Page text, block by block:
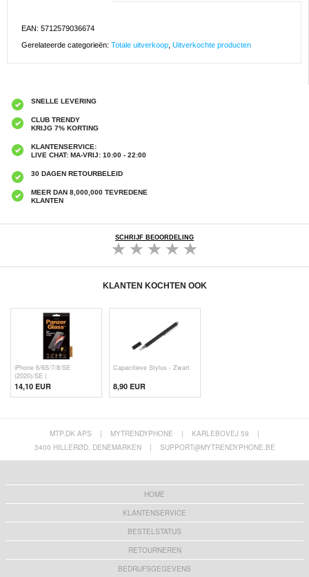
EAN: 5712579036674
Gerelateerde categorieën: Totale uitverkoop Uitverkochte producten
SNELLE LEVERING
CLUB TRENDY
KRIJG 7% KORTING
KLANTENSERVICE:
LIVE CHAT: MA-VRIJ: 10:00 - 22:00
30 DAGEN RETOURBELEID
MEER DAN 8,000,000 TEVREDENE
KLANTEN
SCHRIJF BEOORDELING
KLANTEN KOCHTEN OOK
iPhone 6/6S/7/8/SE
(2020)/SE (
14,10 EUR
Capacitieve Stylus - Zwart
8,90 EUR
MTP.DK APS | MYTRENDYPHONE | KARLEBOVEJ 59
|
3400 HILLERØD, DENEMARKEN
| SUPPORT@MYTRENDYPHONE.BE
HOME
KLANTENSERVICE
BESTELSTATUS
RETOURNEREN
BEDRIJFSGEGEVENS